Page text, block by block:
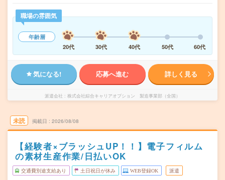
職場の雰囲気
年齢層
20代
30代 40代 50代 60代
気になる! 応募へ進む 詳しく見る
派遣会社 株式会社綜合キャリアオプション 製造事業部（全国）
未読 掲載日 2026/08/08
【経験者×ブラッシュUP！！】電子フィルム
の素材生産作業/日払いOK
交通費別途支給あり 土日祝日が休み WEB登録OK 派遣